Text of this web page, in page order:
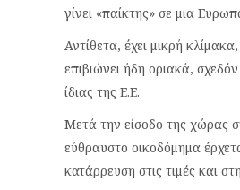
γίνει «παίκτης» σε μια
Αντίθετα, έχει μικρή
επιβιώνει ήδη οριακά,
ίδιας της Ε.Ε.
Μετά την είσοδο της χώρας
εύθραυστο οικοδόμημα
κατάρρευση στις τιμές και